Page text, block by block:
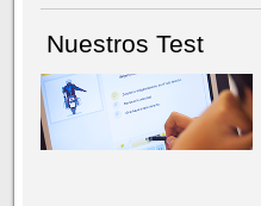
Nuestros Test